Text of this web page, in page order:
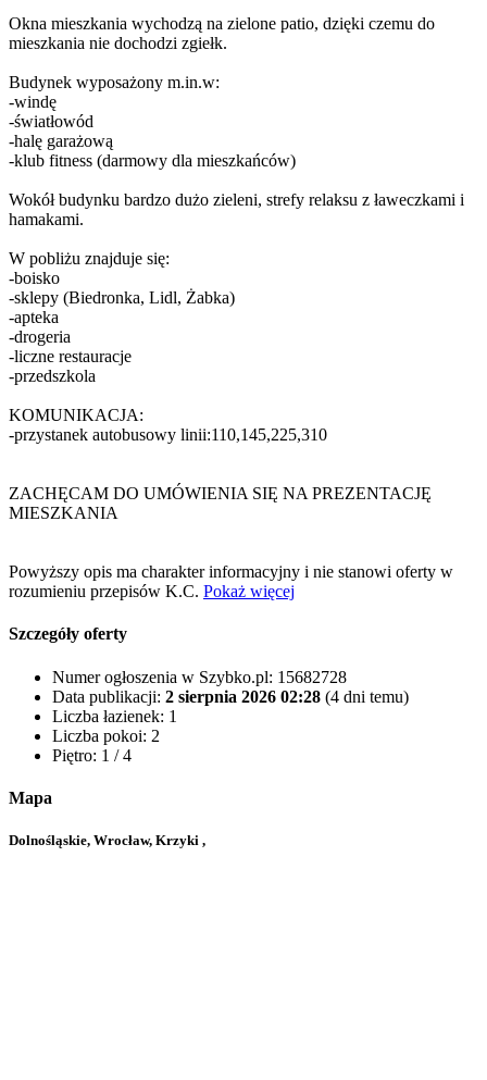
Okna mieszkania wychodzą na zielone patio, dzięki czemu do
mieszkania nie dochodzi zgiełk.
Budynek wyposażony m.in.w:
-windę
-światłowód
-halę garażową
-klub fitness (darmowy dla mieszkańców)
Wokół budynku bardzo dużo zieleni, strefy relaksu z ławeczkami i
hamakami.
W pobliżu znajduje się:
-boisko
-sklepy (Biedronka, Lidl, Żabka)
-apteka
-drogeria
-liczne restauracje
-przedszkola
KOMUNIKACJA:
-przystanek autobusowy linii:110,145,225,310
ZACHĘCAM DO UMÓWIENIA SIĘ NA PREZENTACJĘ
MIESZKANIA
Powyższy opis ma charakter informacyjny i nie stanowi oferty w
rozumieniu przepisów K.C. Pokaż więcej
Szczegóły oferty
Numer ogłoszenia w Szybko.pl: 15682728
Data publikacji: 2 sierpnia 2026 02:28 (4 dni temu)
Liczba łazienek: 1
Liczba pokoi: 2
Piętro: 1 / 4
Mapa
Dolnośląskie, Wrocław, Krzyki ,